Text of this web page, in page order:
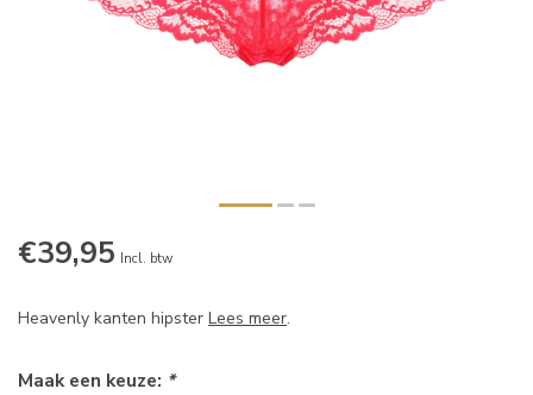
€39,95 Incl. btw
Heavenly kanten hipster Lees meer.
Maak een keuze: *